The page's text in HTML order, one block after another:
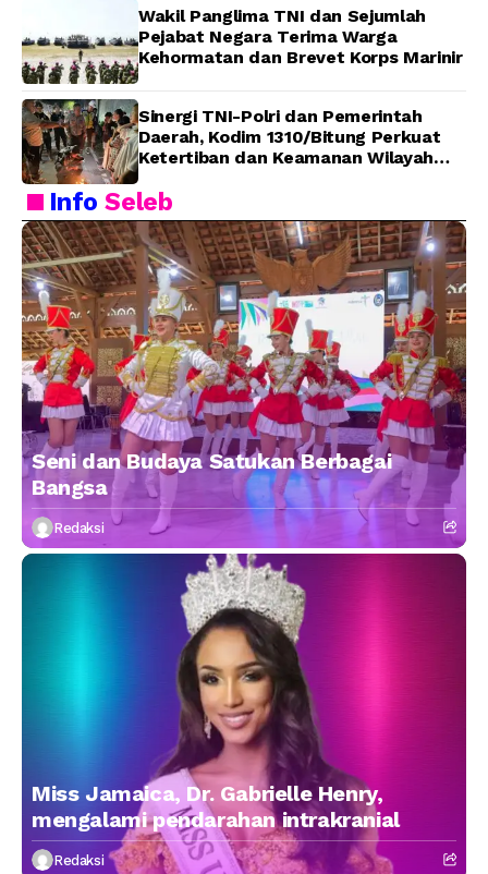
Wakil Panglima TNI dan Sejumlah
Pejabat Negara Terima Warga
Kehormatan dan Brevet Korps Marinir
Sinergi TNI-Polri dan Pemerintah
Daerah, Kodim 1310/Bitung Perkuat
Ketertiban dan Keamanan Wilayah
InfoSeleb
Seni dan Budaya Satukan Berbagai
Bangsa
Redaksi
Miss Jamaica, Dr. Gabrielle Henry,
mengalami pendarahan intrakranial
Redaksi